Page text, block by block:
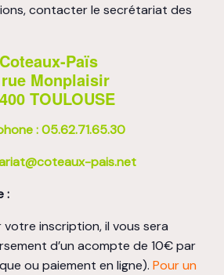
contacter le secrétariat des
Coteaux-Païs
Monplaisir
TOULOUSE
: 05.62.71.65.30
pais.net
:
inscription, il vous sera
d’un acompte de 10€ par
ou paiement en ligne). Pour un